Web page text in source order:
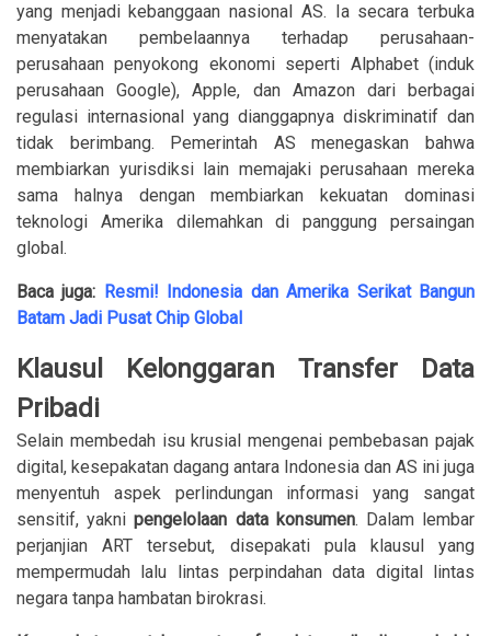
yang menjadi kebanggaan nasional AS. Ia secara terbuka
menyatakan pembelaannya terhadap perusahaan-
perusahaan penyokong ekonomi seperti Alphabet (induk
perusahaan Google), Apple, dan Amazon dari berbagai
regulasi internasional yang dianggapnya diskriminatif dan
tidak berimbang. Pemerintah AS menegaskan bahwa
membiarkan yurisdiksi lain memajaki perusahaan mereka
sama halnya dengan membiarkan kekuatan dominasi
teknologi Amerika dilemahkan di panggung persaingan
global.
Baca juga: Resmi! Indonesia dan Amerika Serikat Bangun
Batam Jadi Pusat Chip Global
Klausul Kelonggaran Transfer Data
Pribadi
Selain membedah isu krusial mengenai pembebasan pajak
digital, kesepakatan dagang antara Indonesia dan AS ini juga
menyentuh aspek perlindungan informasi yang sangat
sensitif, yaknipengelolaan data konsumen. Dalam lembar
perjanjian ART tersebut, disepakati pula klausul yang
mempermudah lalu lintas perpindahan data digital lintas
negara tanpa hambatan birokrasi.